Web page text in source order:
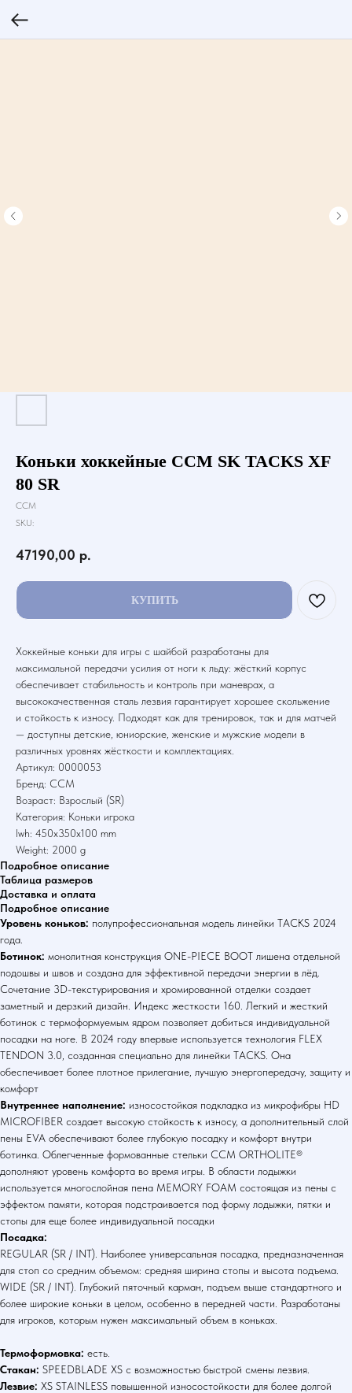
Коньки хоккейные ССМ SK TACKS XF
80 SR
CCM
SKU:
47190,00 р.
КУПИТЬ
Хоккейные коньки для игры с шайбой разработаны для
максимальной передачи усилия от ноги к льду: жёсткий корпус
обеспечивает стабильность и контроль при маневрах, а
высококачественная сталь лезвия гарантирует хорошее скольжение
и стойкость к износу. Подходят как для тренировок, так и для матчей
— доступны детские, юниорские, женские и мужские модели в
различных уровнях жёсткости и комплектациях.
Артикул: 0000053
Бренд: CCM
Возраст: Взрослый (SR)
Категория: Коньки игрока
lwh: 450x350x100 mm
Weight: 2000 g
Подробное описание
Таблица размеров
Доставка и оплата
Подробное описание
Уровень коньков: полупрофессиональная модель линейки TACKS 2024
года.
Ботинок: монолитная конструкция ONE-PIECE BOOT лишена отдельной
подошвы и швов и создана для эффективной передачи энергии в лёд.
Сочетание 3D-текстурирования и хромированной отделки создает
заметный и дерзкий дизайн. Индекс жесткости 160. Легкий и жесткий
ботинок с термоформуемым ядром позволяет добиться индивидуальной
посадки на ноге. В 2024 году впервые используется технология FLEX
TENDON 3.0, созданная специально для линейки TACKS. Она
обеспечивает более плотное прилегание, лучшую энергопередачу, защиту и
комфорт
Внутреннее наполнение: износостойкая подкладка из микрофибры HD
MICROFIBER создает высокую стойкость к износу, а дополнительный слой
пены EVA обеспечивают более глубокую посадку и комфорт внутри
ботинка. Облегченные формованные стельки CCM ORTHOLITE®
дополняют уровень комфорта во время игры. В области лодыжки
используется многослойная пена MEMORY FOAM состоящая из пены с
эффектом памяти, которая подстраивается под форму лодыжки, пятки и
стопы для еще более индивидуальной посадки
Посадка:
REGULAR (SR / INT). Наиболее универсальная посадка, предназначенная
для стоп со средним объемом: средняя ширина стопы и высота подъема.
WIDE (SR / INT). Глубокий пяточный карман, подъем выше стандартного и
более широкие коньки в целом, особенно в передней части. Разработаны
для игроков, которым нужен максимальный объем в коньках.
Термоформовка: есть.
Стакан: SPEEDBLADE XS с возможностью быстрой смены лезвия.
Лезвие: XS STAINLESS повышенной износостойкости для более долгой